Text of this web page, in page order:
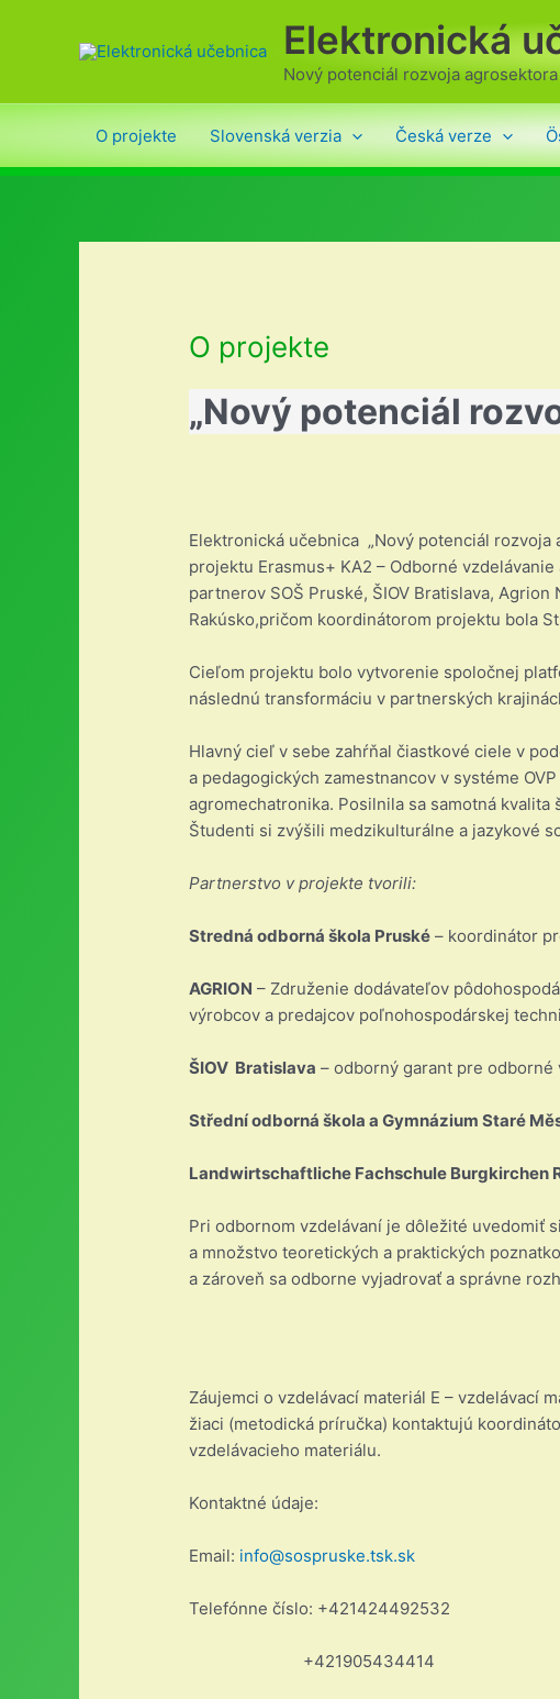
Elektronická
Nový potenciál rozvoja
O projekte Slovenská verzia Česká verze
O projekte
„Nový potenciál
Elektronická učebnica „Nový potenciál
projektu Erasmus+ KA2 – Odborné
partnerov SOŠ Pruské, ŠIOV Bratislava,
Rakúsko,pričom koordinátorom projektu bola
Cieľom projektu bolo vytvorenie spoločnej
následnú transformáciu v partnerských
Hlavný cieľ v sebe zahŕňal čiastkové ciele v
a pedagogických zamestnancov v systéme
agromechatronika. Posilnila sa samotná
Študenti si zvýšili medzikulturálne a jazykové
Partnerstvo v projekte tvorili:
Stredná odborná škola Pruské – koordinátor
AGRION – Združenie dodávateľov
výrobcov a predajcov poľnohospodárskej
ŠIOV Bratislava – odborný garant pre odborné
Střední odborná škola a Gymnázium Staré
Landwirtschaftliche Fachschule Burgkirchen
Pri odbornom vzdelávaní je dôležité uvedomiť
a množstvo teoretických a praktických
a zároveň sa odborne vyjadrovať a správne
Záujemci o vzdelávací materiál E – vzdelávací
žiaci (metodická príručka) kontaktujú
vzdelávacieho materiálu.
Kontaktné údaje:
Email: info@sospruske.tsk.sk
Telefónne číslo: +421424492532
+421905434414